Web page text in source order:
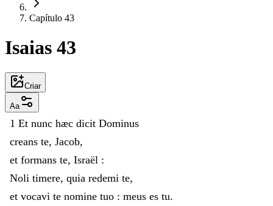
Capítulo 43
Isaias 43
Criar
Aa
1 Et nunc hæc dicit Dominus
creans te, Jacob,
et formans te, Israël :
Noli timere, quia redemi te,
et vocavi te nomine tuo : meus es tu.